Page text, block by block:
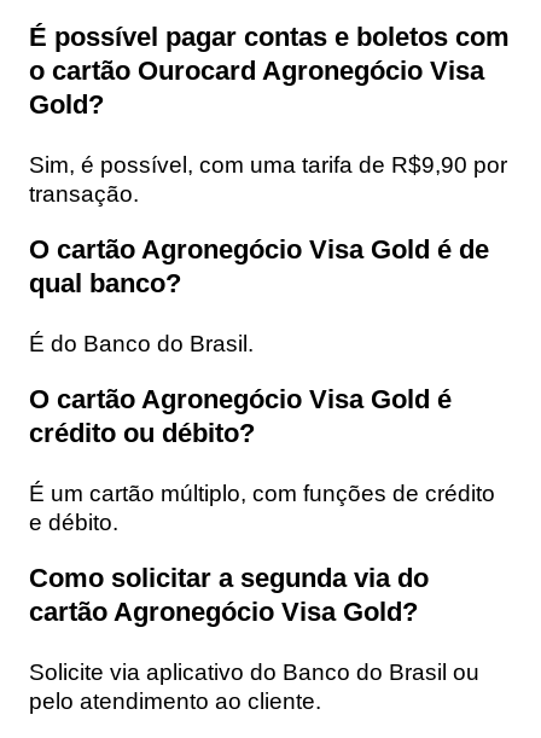
É possível pagar contas e boletos com
o cartão Ourocard Agronegócio Visa
Gold?
Sim, é possível, com uma tarifa de R$9,90 por
transação.
O cartão Agronegócio Visa Gold é de
qual banco?
É do Banco do Brasil.
O cartão Agronegócio Visa Gold é
crédito ou débito?
É um cartão múltiplo, com funções de crédito
e débito.
Como solicitar a segunda via do
cartão Agronegócio Visa Gold?
Solicite via aplicativo do Banco do Brasil ou
pelo atendimento ao cliente.